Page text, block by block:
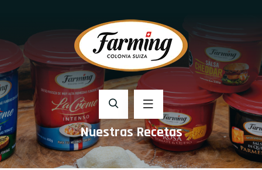
Nuestras Recetas